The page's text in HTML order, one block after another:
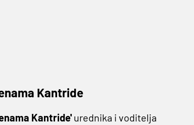
Kantride
Kantride' urednika i voditelja